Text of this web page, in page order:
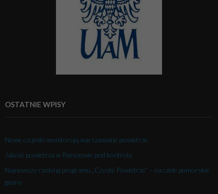
OSTATNIE WPISY
Nowe czujniki monitorują warszawskie powietrze
Jakość powietrza w Rzeszowie pod kontrolą
Najnowszy ranking programu „Czyste Powietrze” – na czele pomorskie
gminy